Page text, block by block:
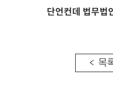
단언컨데 법무법
< 목